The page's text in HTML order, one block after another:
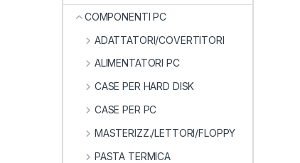
COMPONENTI PC
ADATTATORI/COVERTITORI
ALIMENTATORI PC
CASE PER HARD DISK
CASE PER PC
MASTERIZZ./LETTORI/FLOPPY
PASTA TERMICA